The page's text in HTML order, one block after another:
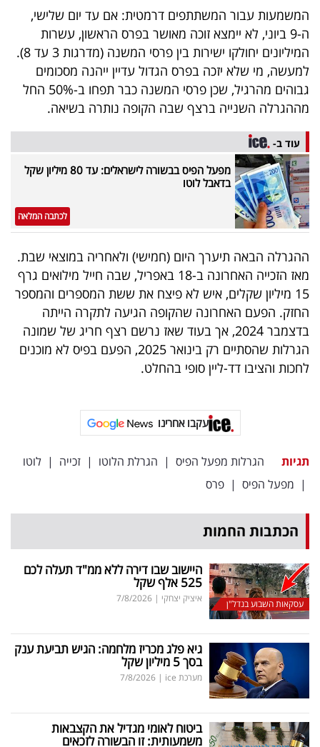
הכלכלי
פודקאסט
40
UNDER
שיתופי
פעולה
דרושים
ניוזלטרים
מייל
אדום
באייס
עקבו
אחרינו:
המשמעות עבור המשתתפים דרמטית: אם עד יום שלישי,
ה-9 ביוני, לא יימצא זוכה מאושר בפרס הראשון, עשרות
המיליונים יחולקו ישירות בין פרסי המשנה (מדרגות 3 עד 8).
למעשה, מי שלא יזכה בפרס הגדול עדיין ייהנה מסכומים
גבוהים מהרגיל, שכן פרסי המשנה כבר תפחו ב-50% החל
מההגרלה השנייה ברצף שבה הקופה נותרה בשיאה.
עוד ב-
מפעל הפיס בבשורה לישראלים: עד 80 מיליון שקל
בדאבל לוטו
לכתבה המלאה
ההגרלה הבאה תיערך היום (חמישי) ולאחריה במוצאי שבת.
מאז הזכייה האחרונה ב-18 באפריל, שבה חייל מילואים גרף
15 מיליון שקלים, איש לא פיצח את ששת המספרים והמספר
החזק. הפעם האחרונה שהקופה הגיעה לתקרה הייתה
בדצמבר 2024, אך בעוד שאז נרשם רצף חריג של שמונה
הגרלות שהסתיים רק בינואר 2025, הפעם בפיס לא מוכנים
לחכות והציבו דד-ליין סופי בהחלט.
עקבו אחרינו
תגיות הגרלות מפעל הפיס | הגרלת הלוטו | זכייה | לוטו
| מפעל הפיס | פרס
הכתבות החמות
עסקאות השבוע בנדל"ן
היישוב שבו דירה ללא ממ"ד תעלה לכם
525 אלף שקל
איציק יצחקי |
7/8/2026
גיא פלג מכריז מלחמה: הגיש תביעת ענק
בסך 5 מיליון שקל
מערכת ice |
7/8/2026
ביטוח לאומי מגדיל את הקצבאות
משמעותית: זו הבשורה לזכאים